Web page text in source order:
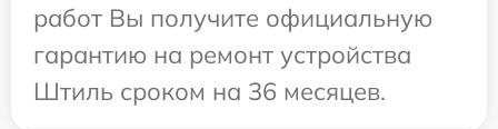
работ Вы получите официальную
гарантию на ремонт устройства
Штиль сроком на 36 месяцев.